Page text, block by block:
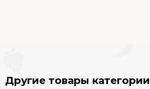
Другие товары категории